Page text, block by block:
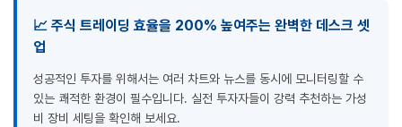
📈 주식 트레이딩 효율을 200% 높여주는 완벽한 데스크 셋
업
성공적인 투자를 위해서는 여러 차트와 뉴스를 동시에 모니터링할 수
있는 쾌적한 환경이 필수입니다. 실전 투자자들이 강력 추천하는 가성
비 장비 세팅을 확인해 보세요.